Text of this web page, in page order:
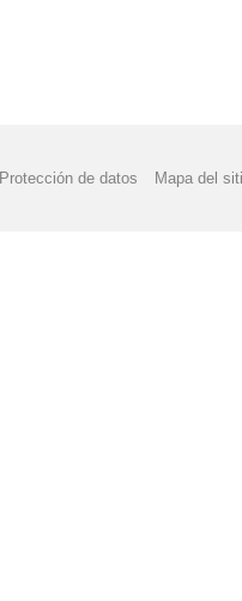
Protección de datos Mapa del